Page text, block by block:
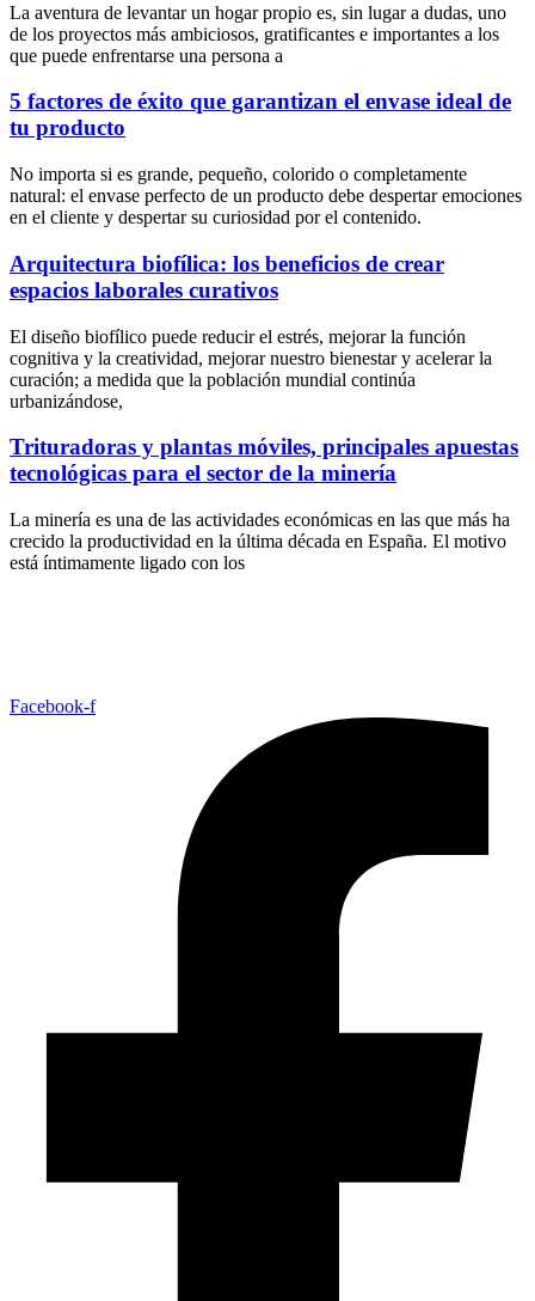
La aventura de levantar un hogar propio es, sin lugar a dudas, uno
de los proyectos más ambiciosos, gratificantes e importantes a los
que puede enfrentarse una persona a
5 factores de éxito que garantizan el envase ideal de
tu producto
No importa si es grande, pequeño, colorido o completamente
natural: el envase perfecto de un producto debe despertar emociones
en el cliente y despertar su curiosidad por el contenido.
Arquitectura biofílica: los beneficios de crear
espacios laborales curativos
El diseño biofílico puede reducir el estrés, mejorar la función
cognitiva y la creatividad, mejorar nuestro bienestar y acelerar la
curación; a medida que la población mundial continúa
urbanizándose,
Trituradoras y plantas móviles, principales apuestas
tecnológicas para el sector de la minería
La minería es una de las actividades económicas en las que más ha
crecido la productividad en la última década en España. El motivo
está íntimamente ligado con los
Facebook-f